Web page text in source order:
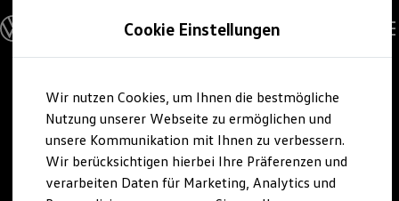
Hauptinhalt
springen
Footer
springen
Modelle und Konfigurator
Konfigurator
Modelle vergleichen
Elektroautos
ENERGY Sondermodelle
Nutzfahrzeuge
SUV und CUV
Familienautos
Kombis
Cookie Einstellungen
Wir nutzen Cookies, um Ihnen die bestmögliche
Nutzung unserer Webseite zu ermöglichen und
unsere Kommunikation mit Ihnen zu verbessern.
Wir berücksichtigen hierbei Ihre Präferenzen und
verarbeiten Daten für Marketing, Analytics und